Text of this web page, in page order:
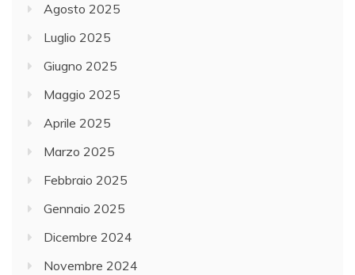
Agosto 2025
Luglio 2025
Giugno 2025
Maggio 2025
Aprile 2025
Marzo 2025
Febbraio 2025
Gennaio 2025
Dicembre 2024
Novembre 2024